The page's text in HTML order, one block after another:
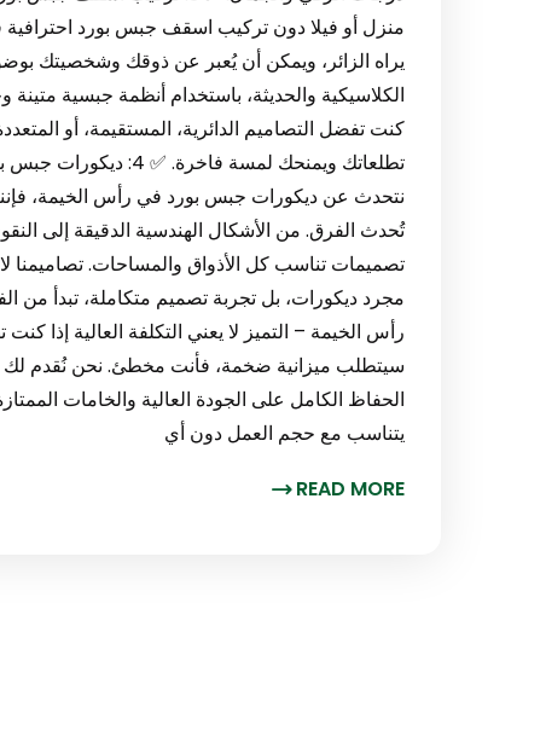
منزل أو فيلا دون تركيب اسقف جبس بورد
يراه الزائر، ويمكن أن يُعبر عن ذوقك وشخصيتك
الكلاسيكية والحديثة، باستخدام أنظمة جبسية
كنت تفضل التصاميم الدائرية، المستقيمة، أو
تطلعاتك ويمنحك لمسة
نتحدث عن ديكورات جبس بورد في رأس الخيمة،
تُحدث الفرق. من الأشكال الهندسية الدقيقة إلى
تصميمات تناسب كل الأذواق والمساحات. تصاميمنا
رأس الخيمة – التميز لا يعني التكلفة العالية
سيتطلب ميزانية ضخمة، فأنت مخطئ. نحن نُقدم
الحفاظ الكامل على الجودة العالية والخامات
يتناسب مع حجم العمل دون أي
READ MORE